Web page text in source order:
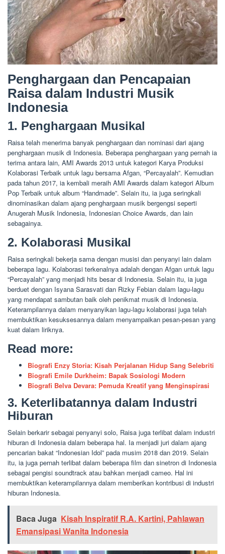
Penghargaan dan Pencapaian
Raisa dalam Industri Musik
Indonesia
1. Penghargaan Musikal
Raisa telah menerima banyak penghargaan dan nominasi dari ajang
penghargaan musik di Indonesia. Beberapa penghargaan yang pernah ia
terima antara lain, AMI Awards 2013 untuk kategori Karya Produksi
Kolaborasi Terbaik untuk lagu bersama Afgan, “Percayalah”. Kemudian
pada tahun 2017, ia kembali meraih AMI Awards dalam kategori Album
Pop Terbaik untuk album “Handmade”. Selain itu, ia juga seringkali
dinominasikan dalam ajang penghargaan musik bergengsi seperti
Anugerah Musik Indonesia, Indonesian Choice Awards, dan lain
sebagainya.
2. Kolaborasi Musikal
Raisa seringkali bekerja sama dengan musisi dan penyanyi lain dalam
beberapa lagu. Kolaborasi terkenalnya adalah dengan Afgan untuk lagu
“Percayalah” yang menjadi hits besar di Indonesia. Selain itu, ia juga
berduet dengan Isyana Sarasvati dan Rizky Febian dalam lagu-lagu
yang mendapat sambutan baik oleh penikmat musik di Indonesia.
Keterampilannya dalam menyanyikan lagu-lagu kolaborasi juga telah
membuktikan kesuksesannya dalam menyampaikan pesan-pesan yang
kuat dalam liriknya.
Read more:
Biografi Enzy Storia: Kisah Perjalanan Hidup Sang Selebriti
Biografi Emile Durkheim: Bapak Sosiologi Modern
Biografi Belva Devara: Pemuda Kreatif yang Menginspirasi
3. Keterlibatannya dalam Industri
Hiburan
Selain berkarir sebagai penyanyi solo, Raisa juga terlibat dalam industri
hiburan di Indonesia dalam beberapa hal. Ia menjadi juri dalam ajang
pencarian bakat “Indonesian Idol” pada musim 2018 dan 2019. Selain
itu, ia juga pernah terlibat dalam beberapa film dan sinetron di Indonesia
sebagai pengisi soundtrack atau bahkan menjadi cameo. Hal ini
membuktikan keterampilannya dalam memberikan kontribusi di industri
hiburan Indonesia.
Baca Juga Kisah Inspiratif R.A. Kartini, Pahlawan
Emansipasi Wanita Indonesia